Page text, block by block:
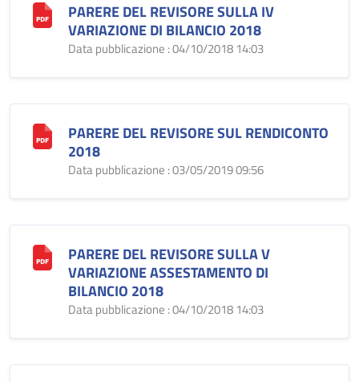
PARERE DEL REVISORE SULLA IV
VARIAZIONE DI BILANCIO 2018
Data pubblicazione : 04/10/2018 14:03
PARERE DEL REVISORE SUL RENDICONTO
2018
Data pubblicazione : 03/05/2019 09:56
PARERE DEL REVISORE SULLA V
VARIAZIONE ASSESTAMENTO DI
BILANCIO 2018
Data pubblicazione : 04/10/2018 14:03